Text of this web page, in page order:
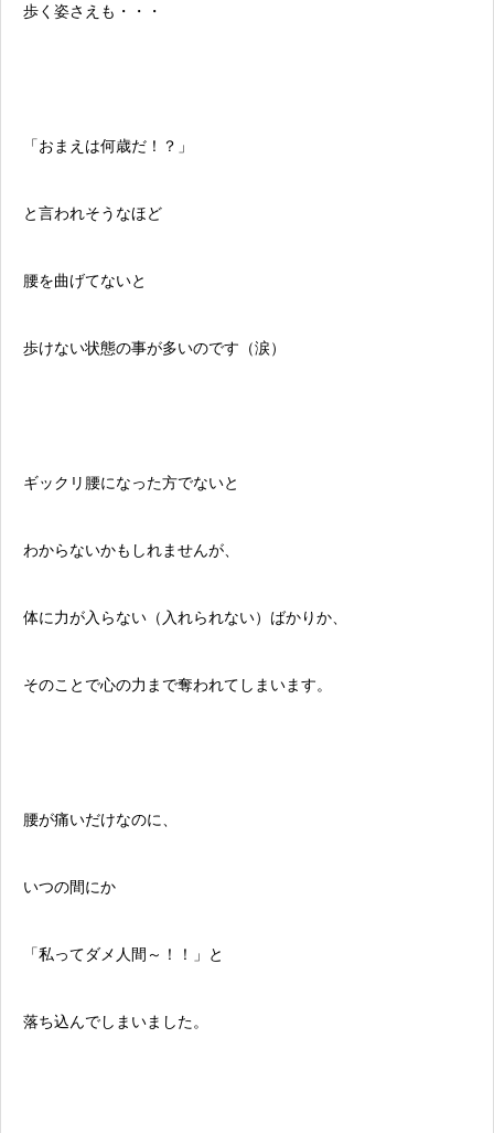
歩く姿さえも・・・
「おまえは何歳だ！？」
と言われそうなほど
腰を曲げてないと
歩けない状態の事が多いのです（涙）
ギックリ腰になった方でないと
わからないかもしれませんが、
体に力が入らない（入れられない）ばかりか、
そのことで心の力まで奪われてしまいます。
腰が痛いだけなのに、
いつの間にか
「私ってダメ人間～！！」と
落ち込んでしまいました。